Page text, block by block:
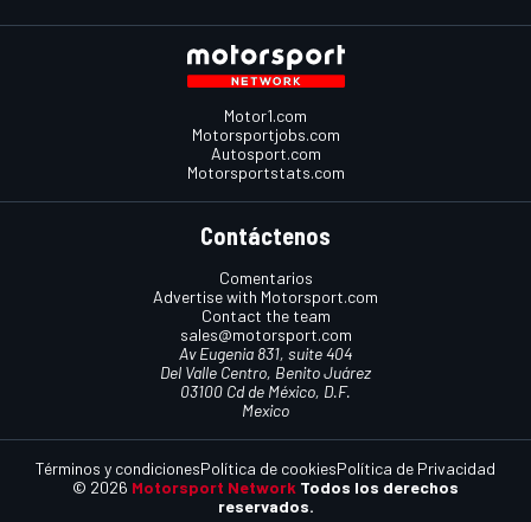
Motor1.com
Motorsportjobs.com
Autosport.com
Motorsportstats.com
Contáctenos
Comentarios
Advertise with Motorsport.com
Contact the team
sales@motorsport.com
Av Eugenia 831, suite 404
Del Valle Centro, Benito Juárez
03100 Cd de México, D.F.
Mexico
© 2026 Motorsport Network Todos los derechos
reservados.
Términos y condicionesPolítica de cookiesPolítica de Privacidad